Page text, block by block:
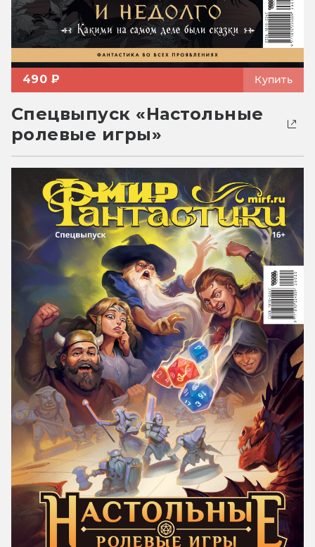
490 ₽ Купить
Спецвыпуск «Настольные
ролевые игры»